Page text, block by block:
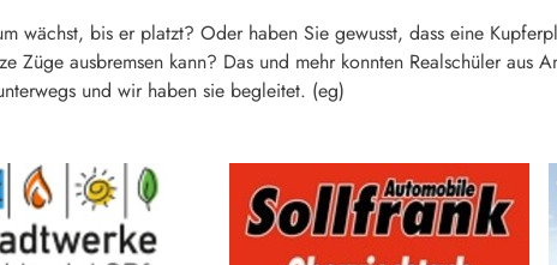
wächst, bis er platzt? Oder haben Sie gewusst, dass eine
ausbremsen kann? Das und mehr konnten Realschüler aus
und wir haben sie begleitet. (eg)